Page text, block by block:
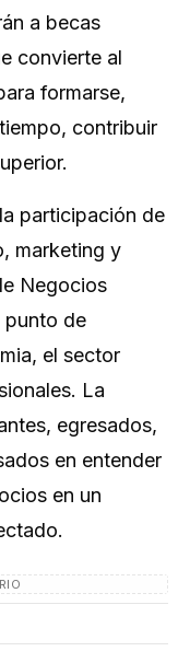
a becas
convierte al
formarse,
contribuir
participación de
marketing y
Negocios
punto de
el sector
La
egresados,
en entender
en un